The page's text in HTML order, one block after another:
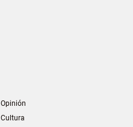
Opinión
Cultura